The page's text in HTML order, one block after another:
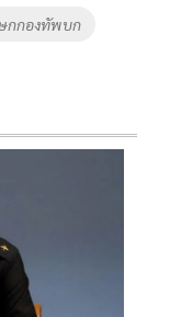
กกองทัพบก